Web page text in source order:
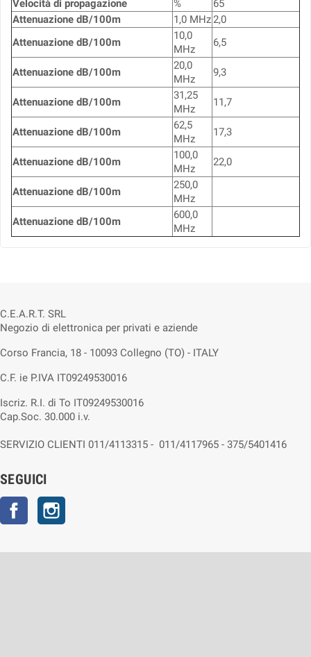
Velocità di propagazione
%
65
Attenuazione dB/100m
1,0 MHz 2,0
Attenuazione dB/100m
10,0
MHz
6,5
Attenuazione dB/100m
20,0
MHz
9,3
Attenuazione dB/100m
31,25
MHz
11,7
Attenuazione dB/100m
62,5
MHz
17,3
Attenuazione dB/100m
100,0
MHz
22,0
Attenuazione dB/100m
250,0
MHz
Attenuazione dB/100m
600,0
MHz
C.E.A.R.T. SRL
Negozio di elettronica per privati e aziende
Corso Francia, 18 - 10093 Collegno (TO) - ITALY
C.F. ie P.IVA IT09249530016
Iscriz. R.I. di To IT09249530016
Cap.Soc. 30.000 i.v.
SERVIZIO CLIENTI 011/4113315 - 011/4117965 - 375/5401416
SEGUICI
Facebook